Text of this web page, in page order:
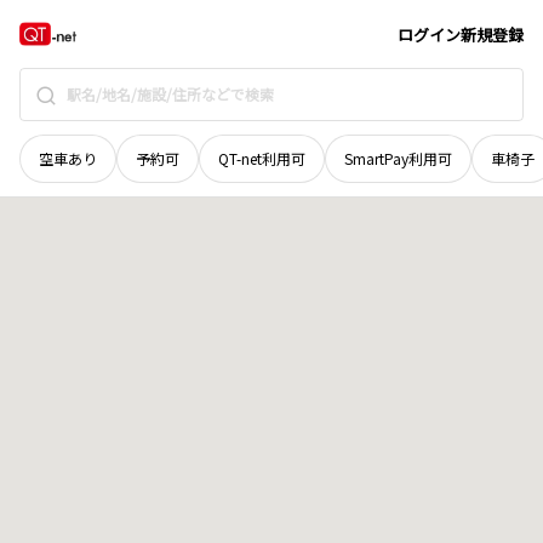
ログイン新規登録
空車あり 予約可 QT-net利用可 SmartPay利用可 車椅子
山口県